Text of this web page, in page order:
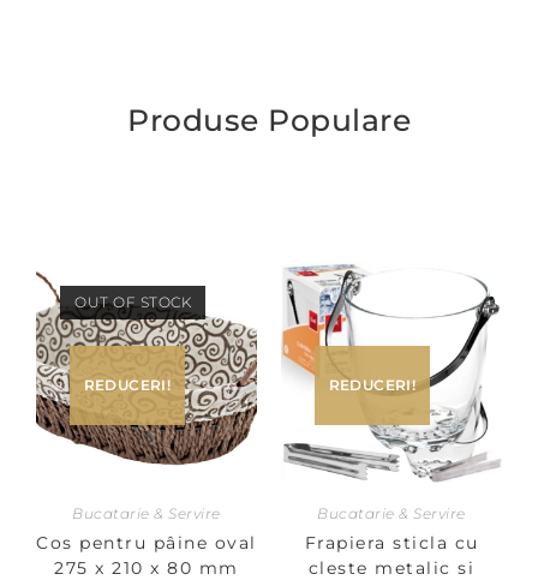
Produse Populare
OUT OF STOCK
REDUCERI!
Bucatarie & Servire
Cos pentru pâine oval
275 x 210 x 80 mm
REDUCERI!
Bucatarie & Servire
Frapiera sticla cu
cleste metalic si